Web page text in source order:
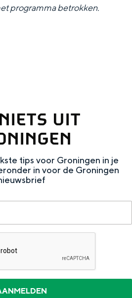
programma betrokken.
UIT
tips voor Groningen in je
in voor de Groningen